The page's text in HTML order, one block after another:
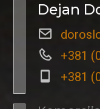
Dejan
+381
+381